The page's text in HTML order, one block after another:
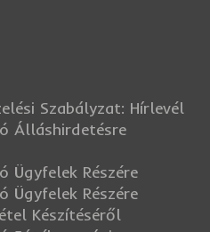
Szabályzat: Hírlevél
Álláshirdetésre
Ügyfelek Részére
Ügyfelek Részére
Készítéséről